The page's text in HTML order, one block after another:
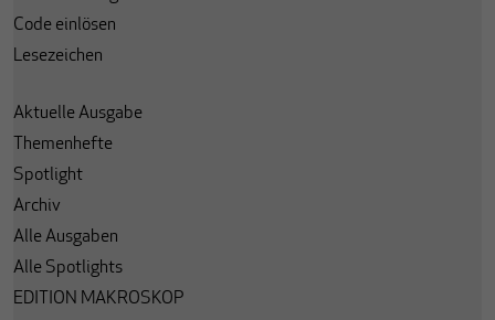
Code einlösen
Lesezeichen
Aktuelle Ausgabe
Themenhefte
Spotlight
Archiv
Alle Ausgaben
Alle Spotlights
EDITION MAKROSKOP